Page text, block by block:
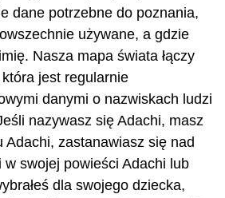
dane potrzebne do poznania,
używane, a gdzie
Nasza mapa świata łączy
jest regularnie
danymi o nazwiskach ludzi
nazywasz się Adachi, masz
Adachi, zastanawiasz się nad
w swojej powieści Adachi lub
dla swojego dziecka,